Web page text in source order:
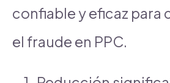
confiable y eficaz para
el fraude en PPC.